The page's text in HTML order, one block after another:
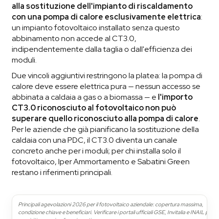
alla sostituzione dell'impianto di riscaldamento
con una pompa di calore esclusivamente elettrica:
un impianto fotovoltaico installato senza questo
abbinamento non accede al CT3.0,
indipendentemente dalla taglia o dall'efficienza dei
moduli.
Due vincoli aggiuntivi restringono la platea: la pompa di
calore deve essere elettrica pura — nessun accesso se
abbinata a caldaia a gas o a biomassa — e l'importo
CT3.0 riconosciuto al fotovoltaico non può
superare quello riconosciuto alla pompa di calore.
Per le aziende che già pianificano la sostituzione della
caldaia con una PDC, il CT3.0 diventa un canale
concreto anche per i moduli; per chi installa solo il
fotovoltaico, Iper Ammortamento e Sabatini Green
restano i riferimenti principali.
Principali agevolazioni 2026 per il fotovoltaico aziendale: copertura massima,
condizione chiave e beneficiari. Verificare i portali ufficiali GSE, Invitalia e INAIL per